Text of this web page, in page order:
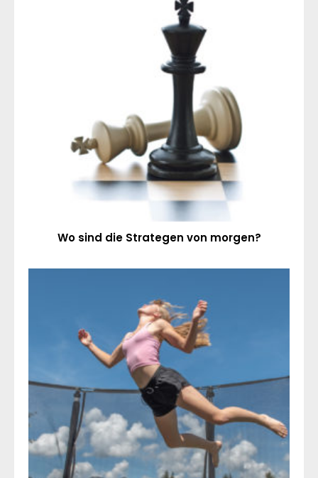
Wo sind die Strategen von morgen?